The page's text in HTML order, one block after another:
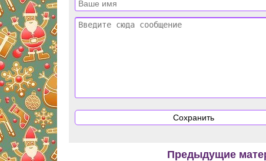
Предыдущие